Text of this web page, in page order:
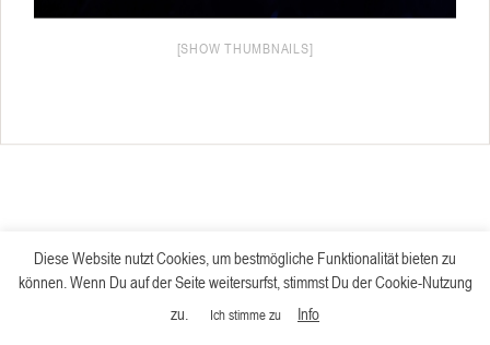
[SHOW THUMBNAILS]
Diese Website nutzt Cookies, um bestmögliche Funktionalität bieten zu
können. Wenn Du auf der Seite weitersurfst, stimmst Du der Cookie-Nutzung
zu.
Ich stimme zu Info